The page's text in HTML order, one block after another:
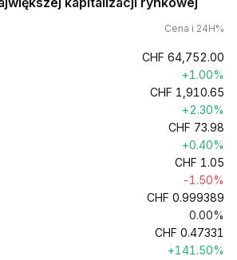
Cena i 24H%
CHF 64,752.00
+1.00%
CHF 1,910.65
+2.30%
CHF 73.98
+0.40%
CHF 1.05
-1.50%
CHF 0.999389
0.00%
CHF 0.47331
+141.50%